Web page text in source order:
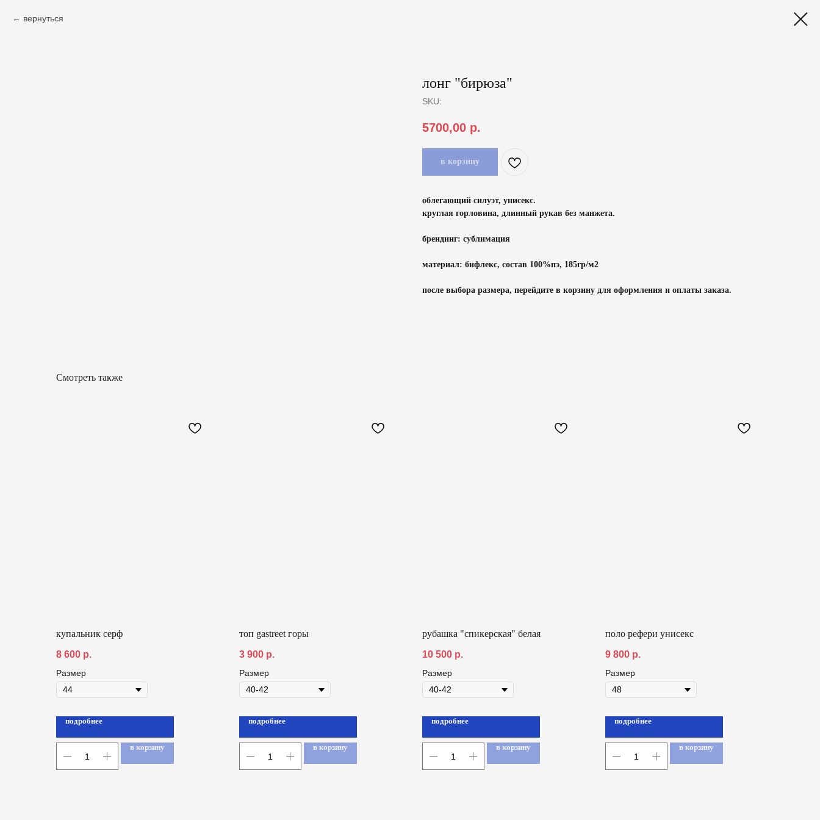
вернуться
лонг "бирюза"
SKU:
5700,00 р.
в корзину
облегающий силуэт, унисекс.
круглая горловина, длинный рукав без манжета.
брендинг: сублимация
материал: бифлекс, состав 100%пэ, 185гр/м2
после выбора размера, перейдите в корзину для оформления и оплаты заказа.
Смотреть также
купальник серф
8 600 р.
Размер
подробнее
в корзину
топ gastreet горы
3 900 р.
Размер
подробнее
в корзину
рубашка "спикерская" белая
10 500 р.
Размер
подробнее
в корзину
поло рефери унисекс
9 800 р.
Размер
подробнее
в корзину